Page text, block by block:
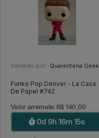
Vendido por: Quarentena Geek Store - SP
Funko Pop Denver - La Casa
De Papel #742
Valor arremate: R$ 140,00
0d 9h 16m 13s